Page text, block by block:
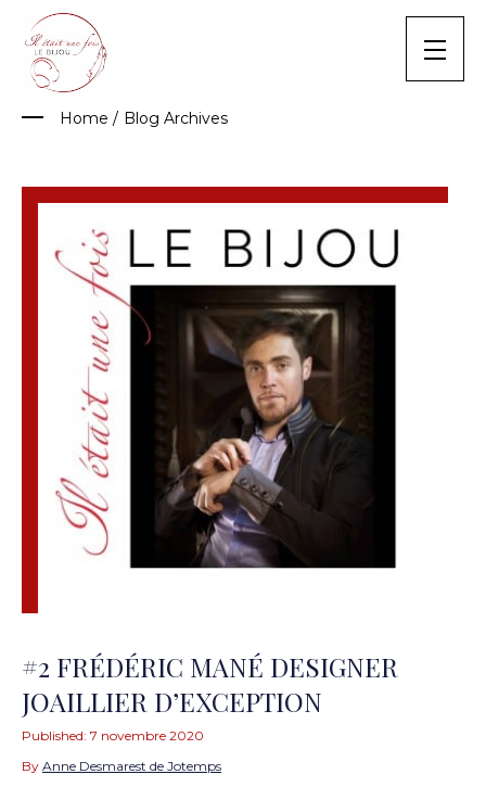
content
Home / Blog Archives
#2 FRÉDÉRIC MANÉ DESIGNER
JOAILLIER D’EXCEPTION
Published: 7 novembre 2020
By Anne Desmarest de Jotemps